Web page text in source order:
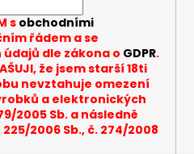
s obchodními
řádem a se
dle zákona o GDPR.
že jsem starší 18ti
nevztahuje omezení
a elektronických
2005 Sb. a následně
2006 Sb., č. 274/2008